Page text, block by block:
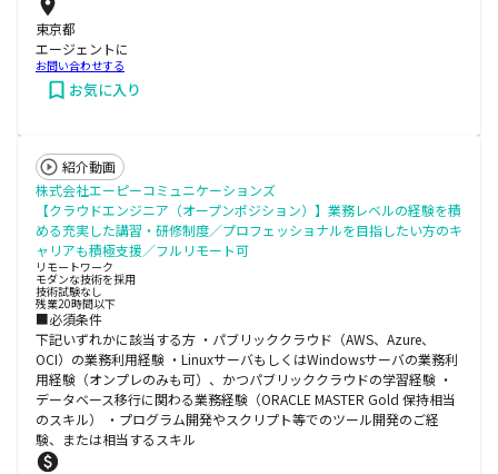
東京都
エージェントに
お問い合わせする
お気に入り
紹介動画
株式会社エーピーコミュニケーションズ
【クラウドエンジニア（オープンポジション）】業務レベルの経験を積
める充実した講習・研修制度／プロフェッショナルを目指したい方のキ
ャリアも積極支援／フルリモート可
リモートワーク
モダンな技術を採用
技術試験なし
残業20時間以下
■必須条件
下記いずれかに該当する方 ・パブリッククラウド（AWS、Azure、
OCI）の業務利用経験 ・LinuxサーバもしくはWindowsサーバの業務利
用経験（オンプレのみも可）、かつパブリッククラウドの学習経験 ・
データベース移行に関わる業務経験（ORACLE MASTER Gold 保持相当
のスキル） ・プログラム開発やスクリプト等でのツール開発のご経
験、または相当するスキル